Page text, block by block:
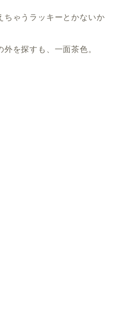
ちゃうラッキーとかないか
を探すも、一面茶色。